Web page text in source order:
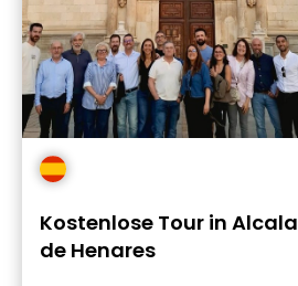
Kostenlose Tour in Alcala
de Henares